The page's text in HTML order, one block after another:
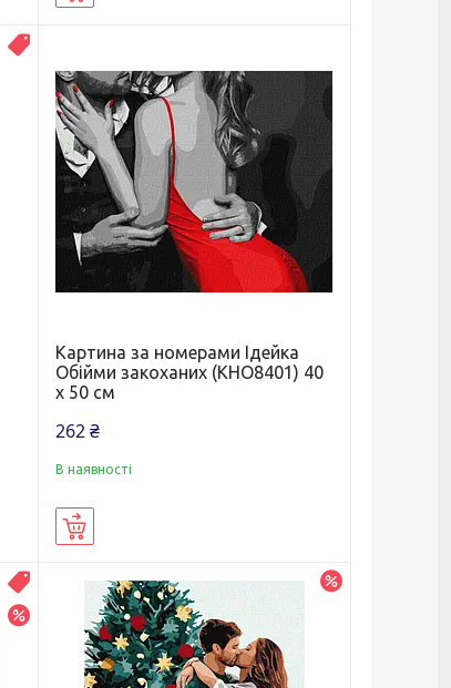
Картина за номерами Ідейка
Обійми закоханих (KHO8401) 40
х 50 см
262 ₴
В наявності
Распродажа